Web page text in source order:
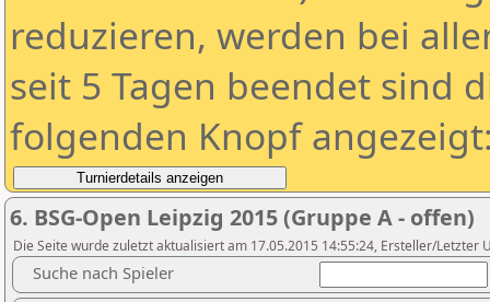
reduzieren, werden bei
seit 5 Tagen beendet sind
folgenden Knopf
6. BSG-Open Leipzig 2015 (Gruppe A - offen)
Die Seite wurde zuletzt aktualisiert am 17.05.2015 14:55:24, Ersteller/Letzter
Suche nach Spieler